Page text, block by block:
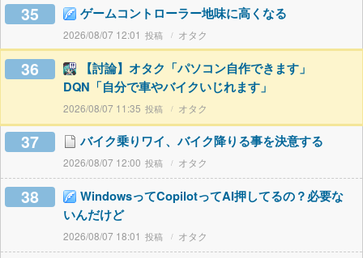
35 ゲームコントローラー地味に高くなる
2026/08/07 12:01 オタク
36
【討論】オタク「パソコン自作できます」
DQN「自分で車やバイクいじれます」
2026/08/07 11:35 オタク
37 バイク乗りワイ、バイク降りる事を決意する
2026/08/07 12:00 オタク
38
WindowsってCopilotってAI押してるの？必要な
いんだけど
2026/08/07 18:01 オタク